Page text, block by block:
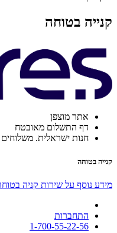
קנייה בטוחה
אתר מוצפן
דף התשלום מאובטח
חנות ישראלית.
קנייה בטוחה
מידע נוסף על שירות קניה
התחברות
1-700-55-22-56